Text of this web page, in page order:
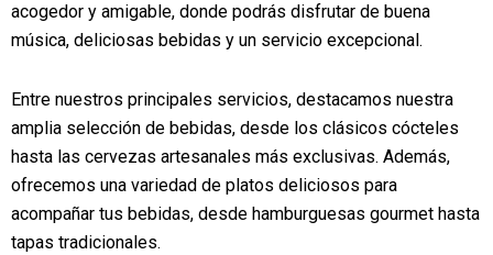
acogedor y amigable, donde podrás disfrutar de buena
música, deliciosas bebidas y un servicio excepcional.
Entre nuestros principales servicios, destacamos nuestra
amplia selección de bebidas, desde los clásicos cócteles
hasta las cervezas artesanales más exclusivas. Además,
ofrecemos una variedad de platos deliciosos para
acompañar tus bebidas, desde hamburguesas gourmet hasta
tapas tradicionales.